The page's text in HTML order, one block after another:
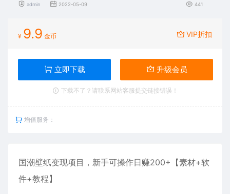
admin 2022-05-09 441
¥ 9.9 金币 VIP折扣
立即下载 升级会员
下载不了？请联系网站客服提交链接错误！
增值服务：
国潮壁纸变现项目，新手可操作日赚200+【素材+软
件+教程】